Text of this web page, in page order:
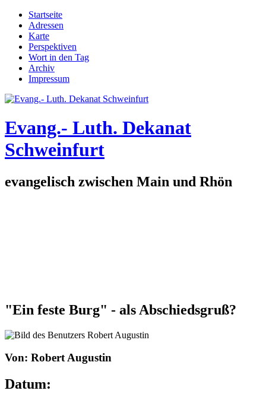
Direkt zum Inhalt
Hauptmenü
Startseite
Adressen
Karte
Perspektiven
Wort in den Tag
Archiv
Impressum
Evang.- Luth. Dekanat
Schweinfurt
evangelisch zwischen Main und Rhön
"Ein feste Burg" - als Abschiedsgruß?
Von: Robert Augustin
Datum: